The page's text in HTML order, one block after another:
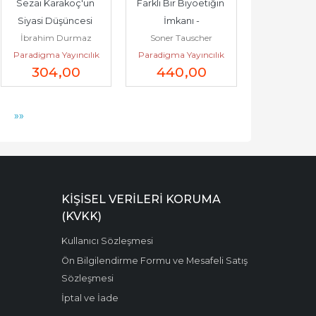
Sezai Karakoç'un
Siyasi Düşüncesi
Ahlak Medeniyet ve
Diriliş -
İbrahim Durmaz
Paradigma Yayıncılık
304,00
Farklı Bir Biyoetiğin
İmkanı -
Soner Tauscher
Paradigma Yayıncılık
440,00
»»
KIŞISEL VERILERI KORUMA
(KVKK)
Kullanıcı Sözleşmesi
Ön Bilgilendirme Formu ve Mesafeli Satış
Sözleşmesi
İptal ve İade